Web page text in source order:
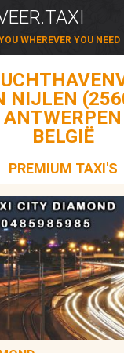
WHEREVER YOU NEED
NIJLEN
ANTWERPEN
BELGIË
PREMIUM TAXI'S